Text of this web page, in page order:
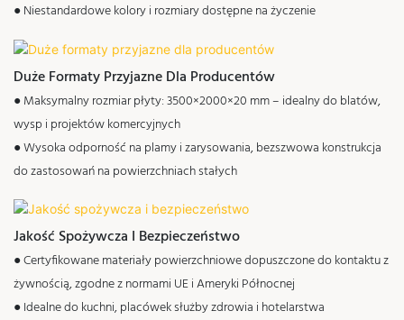
● Niestandardowe kolory i rozmiary dostępne na życzenie
Duże Formaty Przyjazne Dla Producentów
● Maksymalny rozmiar płyty: 3500×2000×20 mm – idealny do blatów,
wysp i projektów komercyjnych
● Wysoka odporność na plamy i zarysowania, bezszwowa konstrukcja
do zastosowań na powierzchniach stałych
Jakość Spożywcza I Bezpieczeństwo
● Certyfikowane materiały powierzchniowe dopuszczone do kontaktu z
żywnością, zgodne z normami UE i Ameryki Północnej
● Idealne do kuchni, placówek służby zdrowia i hotelarstwa